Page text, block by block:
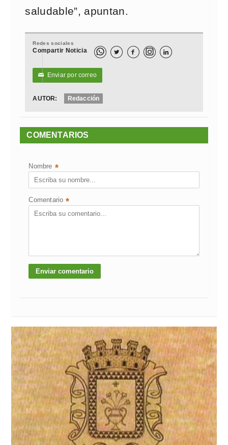
saludable”, apuntan.
Redes sociales
Compartir Noticia   
✉ Enviar por correo
AUTOR: Redacción
COMENTARIOS
Nombre *
Comentario *